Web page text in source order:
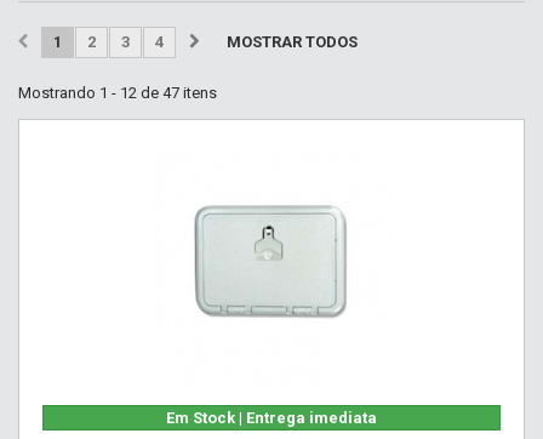
MOSTRAR TODOS
1 2 3 4
Mostrando 1 - 12 de 47 itens
Em Stock | Entrega imediata